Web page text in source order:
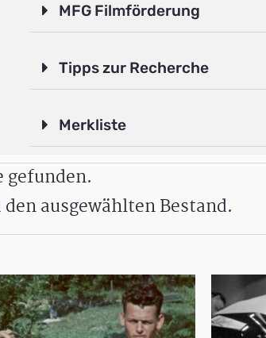
MFG Filmförderung
Tipps zur Recherche
Merkliste
gefunden.
ausgewählten Bestand.